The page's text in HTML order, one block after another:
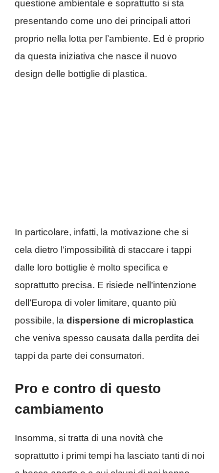
questione ambientale e soprattutto si sta
presentando come uno dei principali attori
proprio nella lotta per l’ambiente. Ed è proprio
da questa iniziativa che nasce il nuovo
design delle bottiglie di plastica.
In particolare, infatti, la motivazione che si
cela dietro l’impossibilità di staccare i tappi
dalle loro bottiglie è molto specifica e
soprattutto precisa. E risiede nell’intenzione
dell’Europa di voler limitare, quanto più
possibile, la dispersione di microplastica
che veniva spesso causata dalla perdita dei
tappi da parte dei consumatori.
Pro e contro di questo
cambiamento
Insomma, si tratta di una novità che
soprattutto i primi tempi ha lasciato tanti di noi